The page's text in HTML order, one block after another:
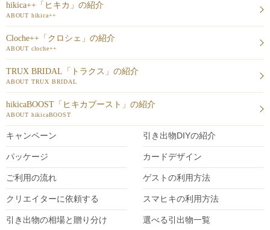
hikica++「ヒキカ」の紹介
ABOUT hikica++
Cloche++「クロシェ」の紹介
ABOUT cloche++
TRUX BRIDAL「トラクス」の紹介
ABOUT TRUX BRIDAL
hikicaBOOST「ヒキカブースト」の紹介
ABOUT hikicaBOOST
キャンペーン 引き出物DIYの紹介
パッケージ カードデザイン
ご利用の流れ ゲストの利用方法
クリエイターに依頼する スマヒキの利用方法
引き出物の相場と贈り分け 選べる引出物一覧